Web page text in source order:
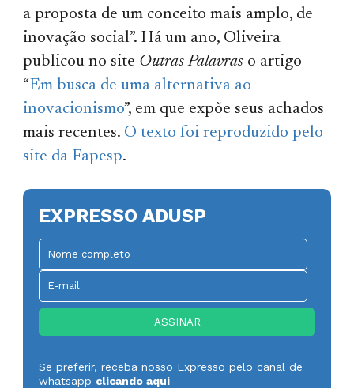
a proposta de um conceito mais amplo, de
inovação social”. Há um ano, Oliveira
publicou no site Outras Palavras o artigo
“Em busca de uma alternativa ao
inovacionismo”, em que expõe seus achados
mais recentes. O texto foi reproduzido pelo
site da Fapesp.
EXPRESSO ADUSP
Se preferir, receba nosso Expresso pelo canal de
whatsapp clicando aqui